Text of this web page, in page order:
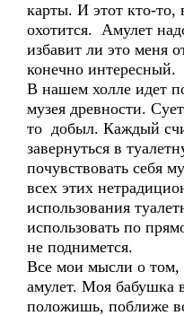
карты. И этот кто-то,
охотится. Амулет
избавит ли это меня
конечно интересный.
В нашем холле идет
музея древности.
то добыл. Каждый
завернуться в
почувствовать себя
всех этих
использования
использовать по
не поднимется.
Все мои мысли о том,
амулет. Моя бабушка
положишь, поближе